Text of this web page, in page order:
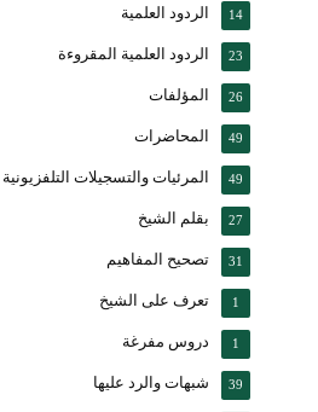
الردود العلمية 14
الردود العلمية المقروءة 23
المؤلفات 26
المحاضرات 49
المرئيات والتسجيلات التلفزيونية 49
بقلم الشيخ 27
تصحيح المفاهيم 31
تعرف على الشيخ 1
دروس مفرغة 1
شبهات والرد عليها 39